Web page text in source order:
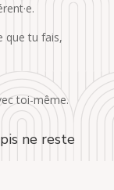
que tu fais,
toi-même.
ne reste